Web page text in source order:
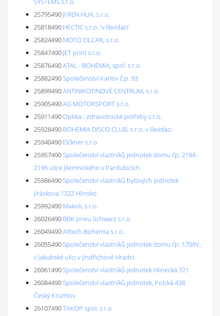
25795490 JI REN HUA, s.r.o.
25818490 HECTIC s.r.o. 'v likvidaci'
25824490 MOTO OLCAR, s.r.o.
25847490 JET print s.r.o.
25876490ATAL - BOHEMIA, spol. s r.o.
25882490Společenství Karlov č.p. 93
25899490ANTINIKOTINOVÉ CENTRUM, s.r.o.
25905490AG MOTORSPORT s.r.o.
25911490Optika - zdravotnické potřeby s.r.o.
25928490 BOHEMIA DISCO CLUB, s.r.o. v likvidaci
25940490 Elčkner s.r.o.
25957490Společenství vlastníků jednotek domu čp. 2194 -
2196 ulice Jilemnického v Pardubicích
25986490Společenství vlastníků bytových jednotek
Jiráskova 1322 Hlinsko
25992490 Makoli, s.r.o.
26026490 BBK pneu Schwarz s.r.o.
26049490Alltech Bohemia s.r.o.
26055490Společenství vlastníků jednotek domu čp. 170/IV,
v Jakubské ulici v Jindřichově Hradci
26061490Společenství vlastníků jednotek Hlinecká 721
26084490Společenství vlastníků jednotek, Polská 438
Český Krumlov
26107490TAKOP spol. s r.o.